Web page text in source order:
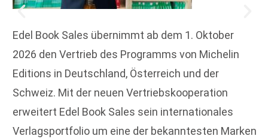
Edel Book Sales übernimmt ab dem 1. Oktober
2026 den Vertrieb des Programms von Michelin
Editions in Deutschland, Österreich und der
Schweiz. Mit der neuen Vertriebskooperation
erweitert Edel Book Sales sein internationales
Verlagsportfolio um eine der bekanntesten Marken